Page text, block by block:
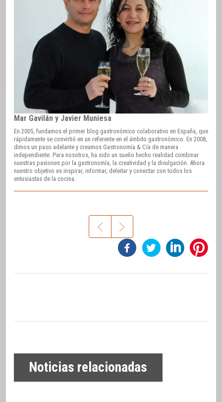
Mar Gavilán y Javier Muniesa
En 2005, fundamos el primer blog gastronómico colaborativo en España, que
rápidamente se convirtió en un referente en el ámbito gastronómico. En 2008,
dimos un paso adelante y creamos Gastronomía & Cía de manera
independiente. Para nosotros, ha sido un sueño hecho realidad combinar
nuestras pasiones por la gastronomía, la creatividad y la divulgación. Ahora
nuestro objetivo es inspirar, informar, deleitar y conectar con todos los
entusiastas de la cocina.
Noticias relacionadas